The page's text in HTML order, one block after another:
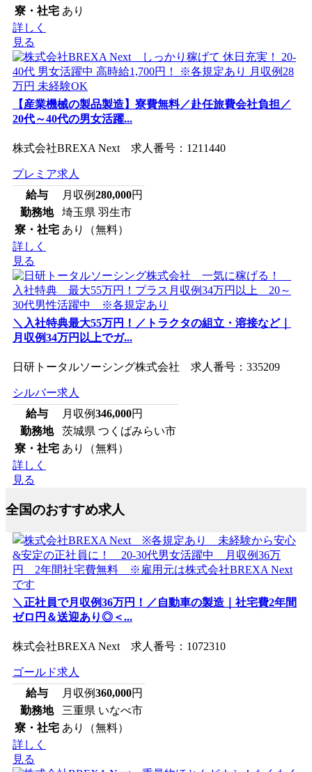
寮・社宅 あり
詳しく
見る
【産業機械の製品製造】寮費無料／赴任旅費会社負担／
20代～40代の男女活躍...
株式会社BREXA Next 求人番号：1211440
プレミア求人
給与
月収例280,000円
勤務地
埼玉県 羽生市
寮・社宅 あり（無料）
詳しく
見る
＼入社特典最大55万円！／トラクタの組立・溶接など｜
月収例34万円以上でガ...
日研トータルソーシング株式会社 求人番号：335209
シルバー求人
給与
月収例346,000円
勤務地
茨城県 つくばみらい市
寮・社宅 あり（無料）
詳しく
見る
全国のおすすめ求人
＼正社員で月収例36万円！／自動車の製造｜社宅費2年間
ゼロ円＆送迎あり◎＜...
株式会社BREXA Next 求人番号：1072310
ゴールド求人
給与
月収例360,000円
勤務地
三重県 いなべ市
寮・社宅 あり（無料）
詳しく
見る